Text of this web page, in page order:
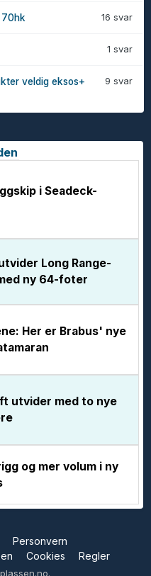
16 svar
70hk
1 svar
9 svar
veldig eksos+
i Seadeck-
Long Range-
ny 64-foter
Her er Brabus' nye
utvider med to nye
og mer volum i ny
Personvern
Cookies Regler